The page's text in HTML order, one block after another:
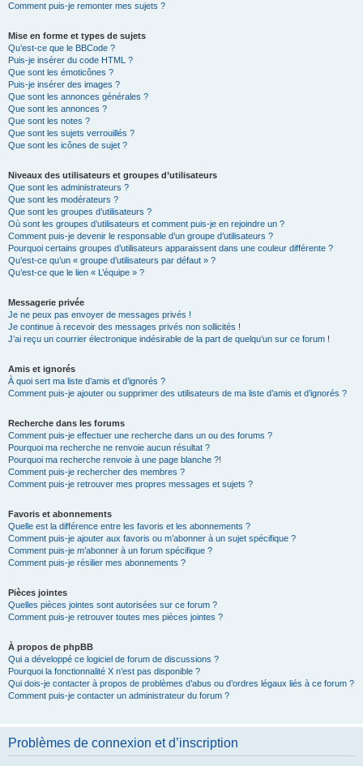
Comment puis-je remonter mes sujets ?
Mise en forme et types de sujets
Qu’est-ce que le BBCode ?
Puis-je insérer du code HTML ?
Que sont les émoticônes ?
Puis-je insérer des images ?
Que sont les annonces générales ?
Que sont les annonces ?
Que sont les notes ?
Que sont les sujets verrouillés ?
Que sont les icônes de sujet ?
Niveaux des utilisateurs et groupes d’utilisateurs
Que sont les administrateurs ?
Que sont les modérateurs ?
Que sont les groupes d’utilisateurs ?
Où sont les groupes d’utilisateurs et comment puis-je en rejoindre un ?
Comment puis-je devenir le responsable d’un groupe d’utilisateurs ?
Pourquoi certains groupes d’utilisateurs apparaissent dans une couleur différente ?
Qu’est-ce qu’un « groupe d’utilisateurs par défaut » ?
Qu’est-ce que le lien « L’équipe » ?
Messagerie privée
Je ne peux pas envoyer de messages privés !
Je continue à recevoir des messages privés non sollicités !
J’ai reçu un courrier électronique indésirable de la part de quelqu’un sur ce forum !
Amis et ignorés
À quoi sert ma liste d’amis et d’ignorés ?
Comment puis-je ajouter ou supprimer des utilisateurs de ma liste d’amis et d’ignorés ?
Recherche dans les forums
Comment puis-je effectuer une recherche dans un ou des forums ?
Pourquoi ma recherche ne renvoie aucun résultat ?
Pourquoi ma recherche renvoie à une page blanche ?!
Comment puis-je rechercher des membres ?
Comment puis-je retrouver mes propres messages et sujets ?
Favoris et abonnements
Quelle est la différence entre les favoris et les abonnements ?
Comment puis-je ajouter aux favoris ou m’abonner à un sujet spécifique ?
Comment puis-je m’abonner à un forum spécifique ?
Comment puis-je résilier mes abonnements ?
Pièces jointes
Quelles pièces jointes sont autorisées sur ce forum ?
Comment puis-je retrouver toutes mes pièces jointes ?
À propos de phpBB
Qui a développé ce logiciel de forum de discussions ?
Pourquoi la fonctionnalité X n’est pas disponible ?
Qui dois-je contacter à propos de problèmes d’abus ou d’ordres légaux liés à ce forum ?
Comment puis-je contacter un administrateur du forum ?
Problèmes de connexion et d’inscription